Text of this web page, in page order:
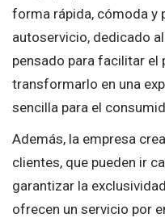
forma rápida, cómoda y
autoservicio, dedicado
pensado para facilitar el
transformarlo en una
sencilla para el
Además, la empresa
clientes, que pueden ir
garantizar la
ofrecen un servicio por